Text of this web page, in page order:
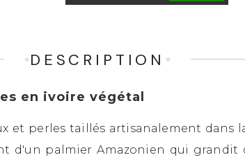
DESCRIPTION
en ivoire végétal
et perles taillés artisanalement dans
d'un palmier Amazonien qui